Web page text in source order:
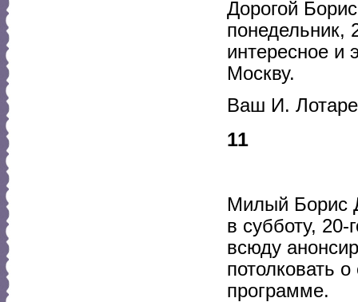
Дорогой
понедельник,
интересное и
Москву.
Ваш И.
11
Милый Борис
в субботу,
всюду
потолковать
программе.